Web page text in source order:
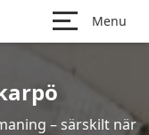
Menu
– särskilt när